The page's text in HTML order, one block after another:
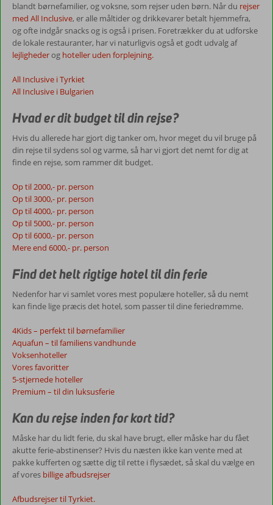
blandt børnefamilier, og voksne, som rejser uden børn. Når du rejser
med All Inclusive, er alle måltider og drikkevarer betalt hjemmefra,
og ofte indgår snacks og is også i prisen. Foretrækker du at udforske
de lokale restauranter, har vi naturligvis også et godt udvalg af
lejlighederog hoteller uden forplejning.
All Inclusive i Tyrkiet
All Inclusive i Bulgarien
Hvad er dit budget til din rejse?
Hvis du allerede har gjort dig tanker om, hvor meget du vil bruge på
din rejse til sydens sol og varme, så har vi gjort det nemt for dig at
finde en rejse, som rammer dit budget.
Op til 2000,- pr. person
Op til 3000,- pr. person
Op til 4000,- pr. person
Op til 5000,- pr. person
Op til 6000,- pr. person
Mere end 6000,- pr. person
Find det helt rigtige hotel til din ferie
Nedenfor har vi samlet vores mest populære hoteller, så du nemt
kan finde lige præcis det hotel, som passer til dine feriedrømme.
4Kids – perfekt til børnefamilier
Aquafun – til familiens vandhunde
Voksenhoteller
Vores favoritter
5-stjernede hoteller
Premium – til din luksusferie
Kan du rejse inden for kort tid?
Måske har du lidt ferie, du skal have brugt, eller måske har du fået
akutte ferie-abstinenser? Hvis du næsten ikke kan vente med at
pakke kufferten og sætte dig til rette i flysædet, så skal du vælge en
af vores billige afbudsrejser
Afbudsrejser til Tyrkiet.